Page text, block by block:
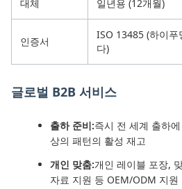
대체 일년용 (12개월)
인증서
ISO 13485 (하이푸
다)
글로벌 B2B 서비스
출하 준비:즉시 전 세계 출하
상의 패턴의 활성 재고
개인 맞춤:개인 레이블 포장,
자료 지원 등 OEM/ODM 지원